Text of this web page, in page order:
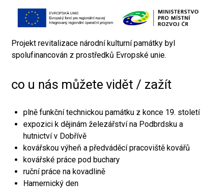
Projekt revitalizace národní kulturní památky byl
spolufinancován z prostředků Evropské unie.
co u nás můžete vidět / zažít
plně funkční technickou památku z konce 19. století
expozici k dějinám železářství na Podbrdsku a
hutnictví v Dobřívě
kovářskou výheň a předváděcí pracoviště kovářů
kovářské práce pod buchary
ruční práce na kovadlině
Hamernický den